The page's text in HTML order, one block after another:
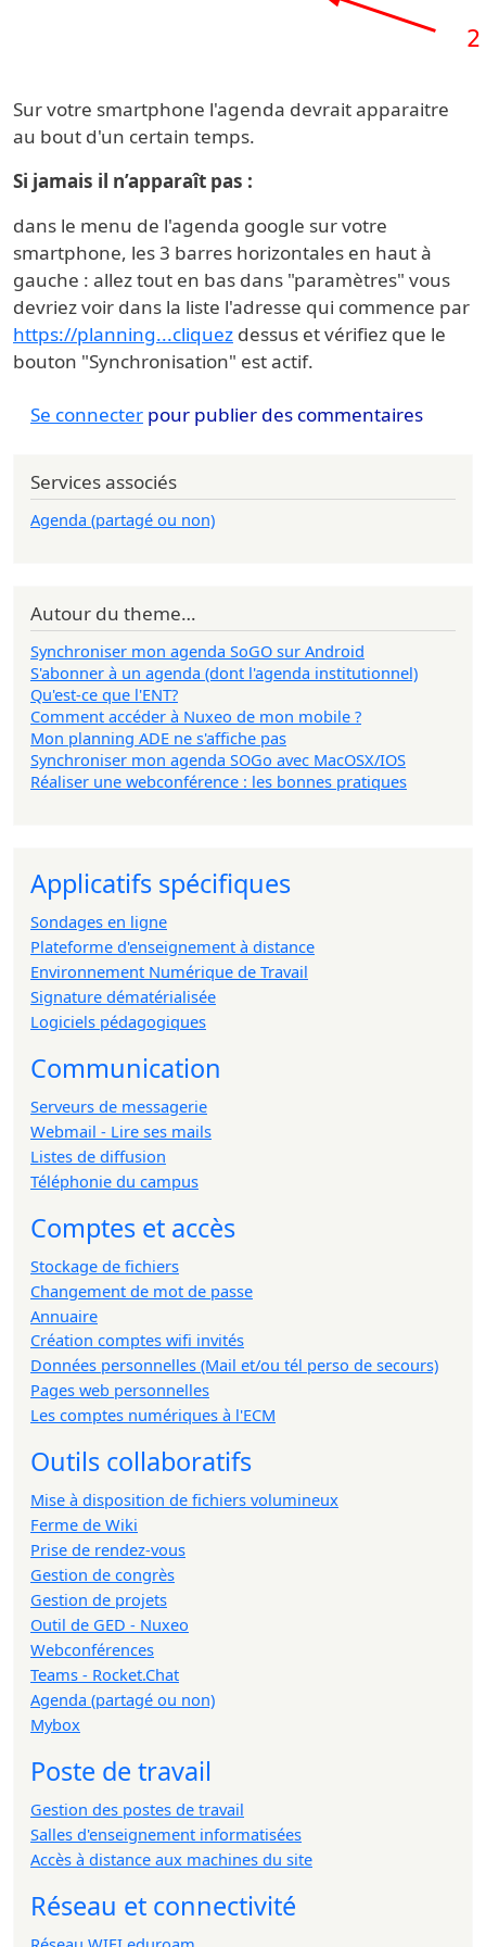
Sur votre smartphone l'agenda devrait apparaitre
au bout d'un certain temps.
Si jamais il n’apparaît pas :
dans le menu de l'agenda google sur votre
smartphone, les 3 barres horizontales en haut à
gauche : allez tout en bas dans "paramètres" vous
devriez voir dans la liste l'adresse qui commence par
https://planning...cliquez dessus et vérifiez que le
bouton "Synchronisation" est actif.
Se connecter pour publier des commentaires
Services associés
Agenda (partagé ou non)
Autour du theme…
Synchroniser mon agenda SoGO sur Android
S'abonner à un agenda (dont l'agenda institutionnel)
Qu'est-ce que l'ENT?
Comment accéder à Nuxeo de mon mobile ?
Mon planning ADE ne s'affiche pas
Synchroniser mon agenda SOGo avec MacOSX/IOS
Réaliser une webconférence : les bonnes pratiques
Applicatifs spécifiques
Sondages en ligne
Plateforme d'enseignement à distance
Environnement Numérique de Travail
Signature dématérialisée
Logiciels pédagogiques
Communication
Serveurs de messagerie
Webmail - Lire ses mails
Listes de diffusion
Téléphonie du campus
Comptes et accès
Stockage de fichiers
Changement de mot de passe
Annuaire
Création comptes wifi invités
Données personnelles (Mail et/ou tél perso de secours)
Pages web personnelles
Les comptes numériques à l'ECM
Outils collaboratifs
Mise à disposition de fichiers volumineux
Ferme de Wiki
Prise de rendez-vous
Gestion de congrès
Gestion de projets
Outil de GED - Nuxeo
Webconférences
Teams - Rocket.Chat
Agenda (partagé ou non)
Mybox
Poste de travail
Gestion des postes de travail
Salles d'enseignement informatisées
Accès à distance aux machines du site
Réseau et connectivité